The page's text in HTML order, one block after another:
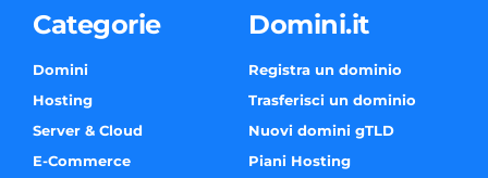
Categorie
Domini
Hosting
Server & Cloud
E-Commerce
Domini.it
Registra un dominio
Trasferisci un dominio
Nuovi domini gTLD
Piani Hosting